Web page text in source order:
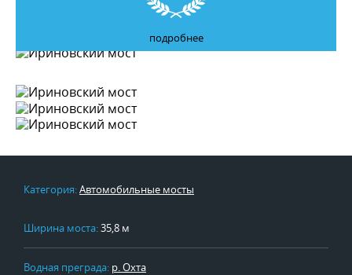
подробнее
Категория:Автомобильные мосты
Ширина моста:35,8 м
Водная преграда: р. Охта